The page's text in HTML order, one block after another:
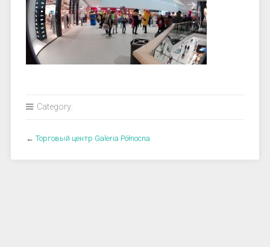
Category:
← Торговый центр Galeria Północna